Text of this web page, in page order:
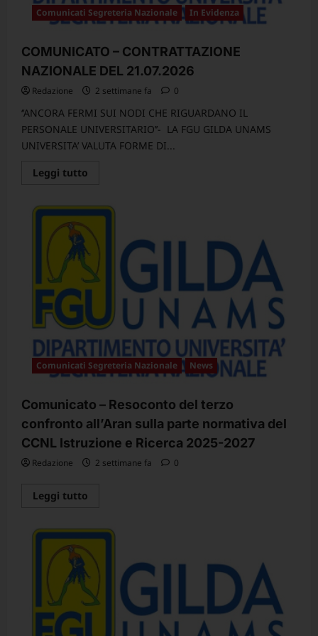
Comunicati Segreteria Nazionale In Evidenza
COMUNICATO – CONTRATTAZIONE
NAZIONALE DEL 21.07.2026
Redazione 2 settimane fa 0
‘’ANCORA FERMI SUI NODI CHE RIGUARDANO IL
PERSONALE UNIVERSITARIO’’- LA FGU GILDA UNAMS
UNIVERSITA’ VALUTA FORME DI...
Leggi tutto
COMUNICATO
CONTRATTAZIONE
NAZIONALE DEL
21.07.2026
Comunicati Segreteria Nazionale News
Comunicato – Resoconto del terzo
confronto all’Aran sulla parte normativa del
CCNL Istruzione e Ricerca 2025-2027
Redazione 2 settimane fa 0
Leggi tutto
Comunicato
Resoconto
del
terzo
confronto
all’Aran
sulla
parte
normativa